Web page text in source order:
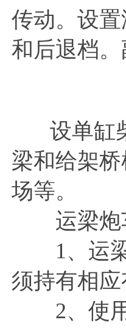
传动。设
和后退档
设单缸柴
梁和给架
场等。
运梁炮
1、运梁
须持有相
2、使用